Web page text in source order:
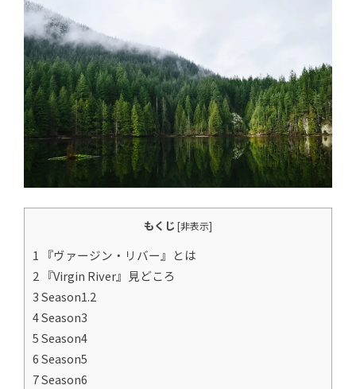
もくじ [非表示]
1 『ヴァージン・リバー』とは
2 『Virgin River』見どころ
3 Season1.2
4 Season3
5 Season4
6 Season5
7 Season6